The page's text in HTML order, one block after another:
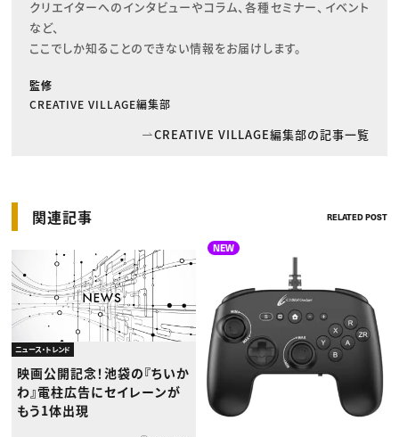
クリエイターへのインタビューやコラム、各種セミナー、イベント
など、
ここでしか知ることのできない情報をお届けします。
監修
CREATIVE VILLAGE編集部
CREATIVE VILLAGE編集部の記事一覧
関連記事 RELATED POST
ニュース・トレンド
映画公開記念！池袋の『ちいか
わ』電柱広告にセイレーンが
もう1体出現
NEW